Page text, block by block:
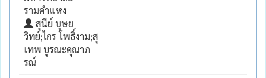
รามคำแหง
สุนีย์ บุษย
วิทย์;ไกร โพธิ์งาม;สุ
เทพ บูรณะคุณาภ
รณ์